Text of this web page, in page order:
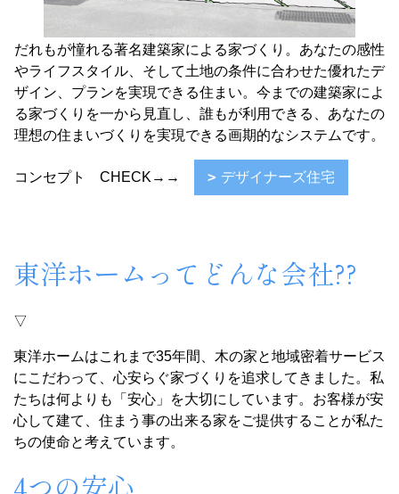
だれもが憧れる著名建築家による家づくり。あなたの感性
やライフスタイル、そして土地の条件に合わせた優れたデ
ザイン、プランを実現できる住まい。今までの建築家によ
る家づくりを一から見直し、誰もが利用できる、あなたの
理想の住まいづくりを実現できる画期的なシステムです。
コンセプト CHECK→→ デザイナーズ住宅
東洋ホームってどんな会社??
▽
東洋ホームはこれまで35年間、木の家と地域密着サービス
にこだわって、心安らぐ家づくりを追求してきました。私
たちは何よりも「安心」を大切にしています。お客様が安
心して建て、住まう事の出来る家をご提供することが私た
ちの使命と考えています。
4つの安心